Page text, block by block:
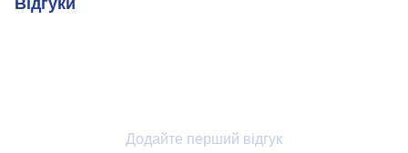
Додайте перший відгук